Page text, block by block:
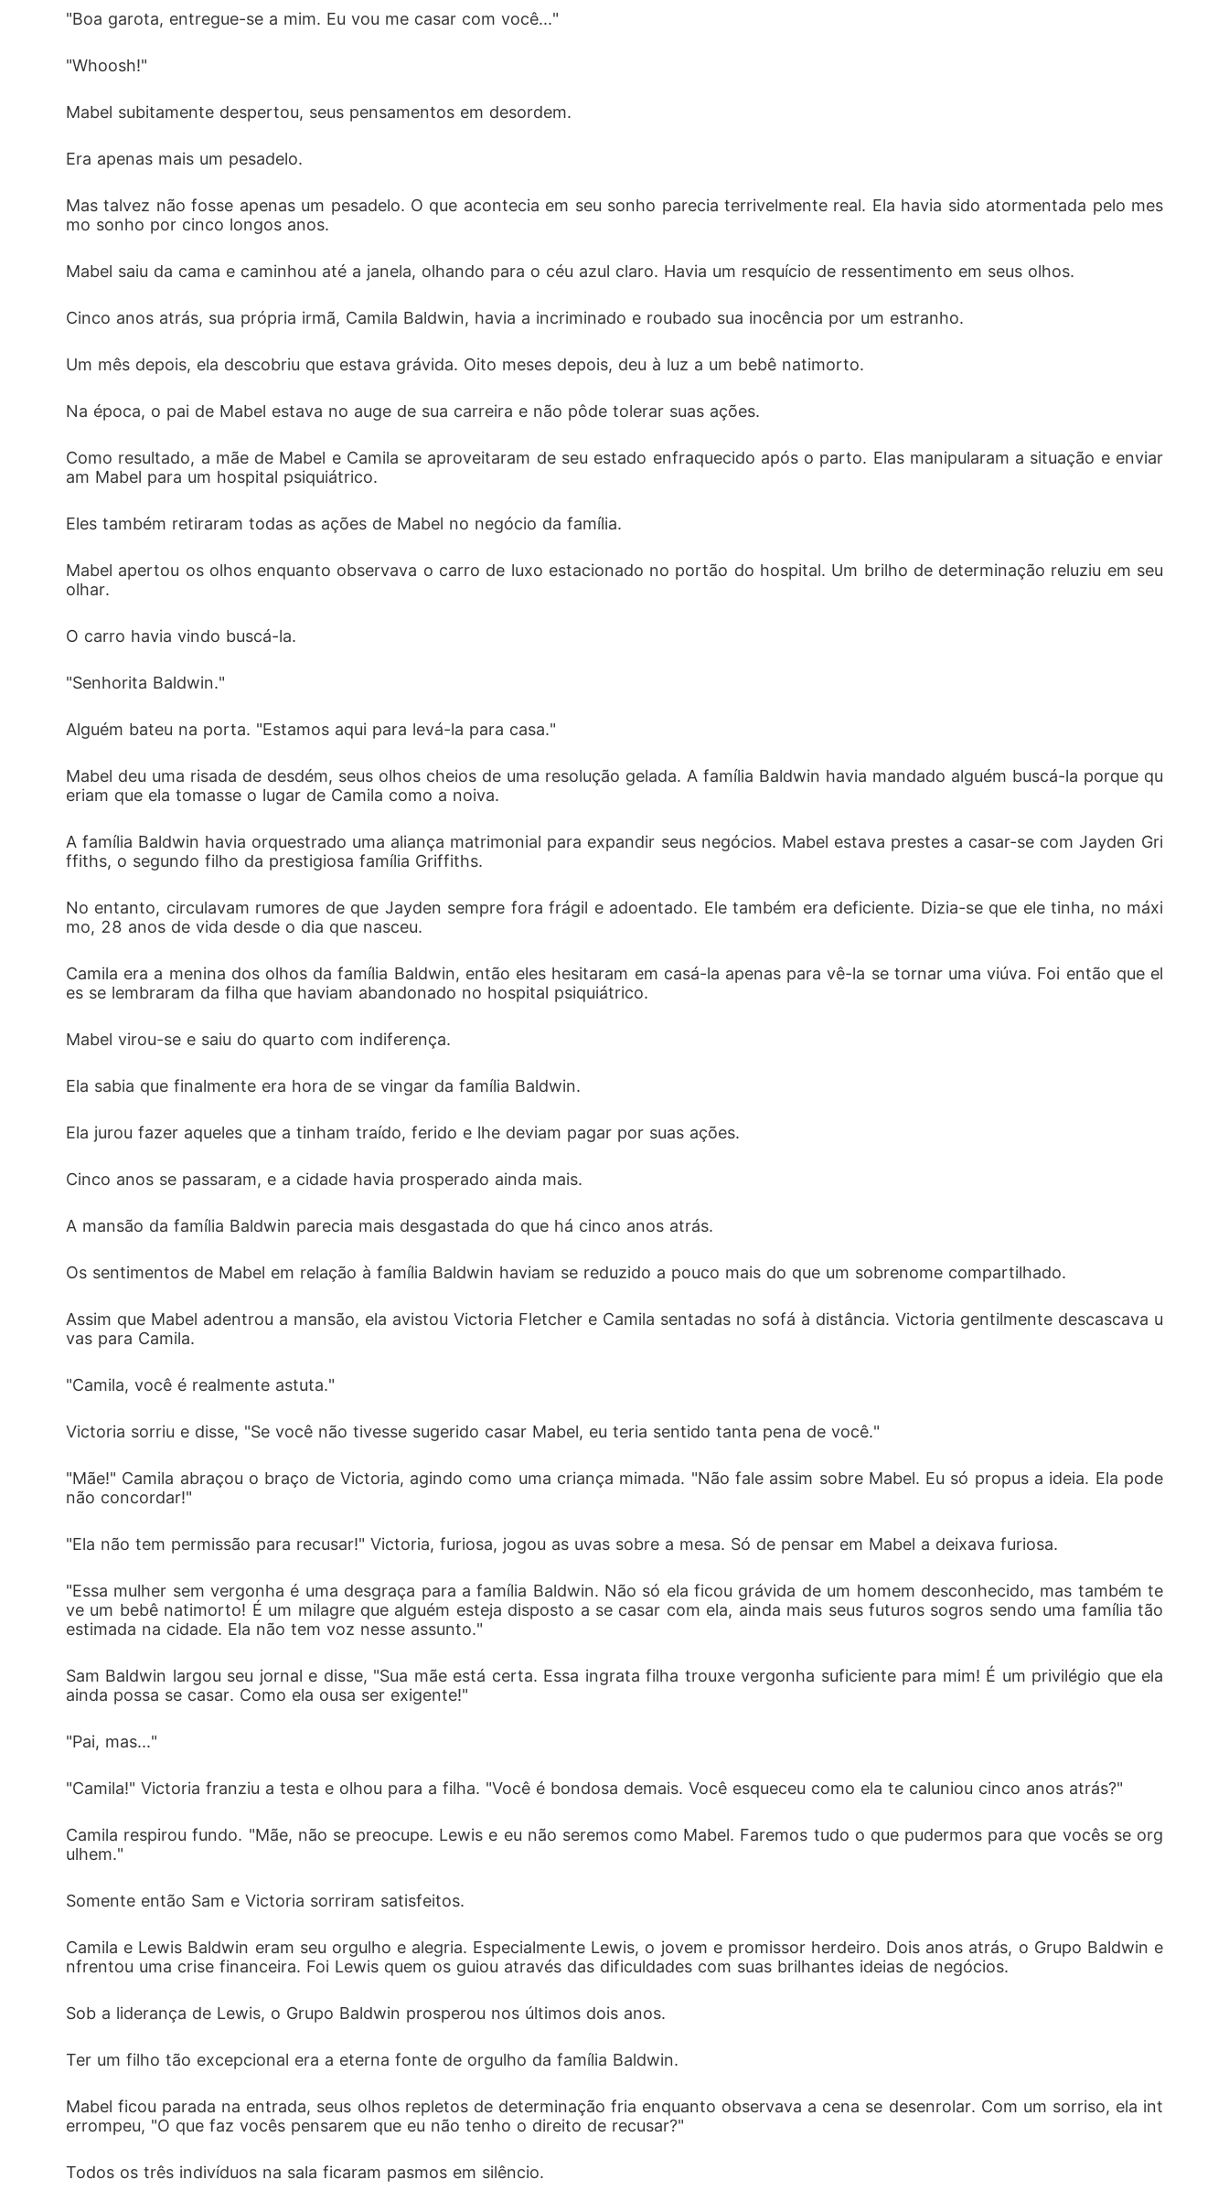
"Boa garota, entregue-se a mim. Eu vou me casar com você..."
"Whoosh!"
Mabel subitamente despertou, seus pensamentos em desordem.
Era apenas mais um pesadelo.
Mas talvez não fosse apenas um pesadelo. O que acontecia em seu sonho parecia terrivelmente real. Ela havia sido atormentada pelo mes
mo sonho por cinco longos anos.
Mabel saiu da cama e caminhou até a janela, olhando para o céu azul claro. Havia um resquício de ressentimento em seus olhos.
Cinco anos atrás, sua própria irmã, Camila Baldwin, havia a incriminado e roubado sua inocência por um estranho.
Um mês depois, ela descobriu que estava grávida. Oito meses depois, deu à luz a um bebê natimorto.
Na época, o pai de Mabel estava no auge de sua carreira e não pôde tolerar suas ações.
Como resultado, a mãe de Mabel e Camila se aproveitaram de seu estado enfraquecido após o parto. Elas manipularam a situação e enviar
am Mabel para um hospital psiquiátrico.
Eles também retiraram todas as ações de Mabel no negócio da família.
Mabel apertou os olhos enquanto observava o carro de luxo estacionado no portão do hospital. Um brilho de determinação reluziu em seu
olhar.
O carro havia vindo buscá-la.
"Senhorita Baldwin."
Alguém bateu na porta. "Estamos aqui para levá-la para casa."
Mabel deu uma risada de desdém, seus olhos cheios de uma resolução gelada. A família Baldwin havia mandado alguém buscá-la porque qu
eriam que ela tomasse o lugar de Camila como a noiva.
A família Baldwin havia orquestrado uma aliança matrimonial para expandir seus negócios. Mabel estava prestes a casar-se com Jayden Gri
ffiths, o segundo filho da prestigiosa família Griffiths.
No entanto, circulavam rumores de que Jayden sempre fora frágil e adoentado. Ele também era deficiente. Dizia-se que ele tinha, no máxi
mo, 28 anos de vida desde o dia que nasceu.
Camila era a menina dos olhos da família Baldwin, então eles hesitaram em casá-la apenas para vê-la se tornar uma viúva. Foi então que el
es se lembraram da filha que haviam abandonado no hospital psiquiátrico.
Mabel virou-se e saiu do quarto com indiferença.
Ela sabia que finalmente era hora de se vingar da família Baldwin.
Ela jurou fazer aqueles que a tinham traído, ferido e lhe deviam pagar por suas ações.
Cinco anos se passaram, e a cidade havia prosperado ainda mais.
A mansão da família Baldwin parecia mais desgastada do que há cinco anos atrás.
Os sentimentos de Mabel em relação à família Baldwin haviam se reduzido a pouco mais do que um sobrenome compartilhado.
Assim que Mabel adentrou a mansão, ela avistou Victoria Fletcher e Camila sentadas no sofá à distância. Victoria gentilmente descascava u
vas para Camila.
"Camila, você é realmente astuta."
Victoria sorriu e disse, "Se você não tivesse sugerido casar Mabel, eu teria sentido tanta pena de você."
"Mãe!" Camila abraçou o braço de Victoria, agindo como uma criança mimada. "Não fale assim sobre Mabel. Eu só propus a ideia. Ela pode
não concordar!"
"Ela não tem permissão para recusar!" Victoria, furiosa, jogou as uvas sobre a mesa. Só de pensar em Mabel a deixava furiosa.
"Essa mulher sem vergonha é uma desgraça para a família Baldwin. Não só ela ficou grávida de um homem desconhecido, mas também te
ve um bebê natimorto! É um milagre que alguém esteja disposto a se casar com ela, ainda mais seus futuros sogros sendo uma família tão
estimada na cidade. Ela não tem voz nesse assunto."
Sam Baldwin largou seu jornal e disse, "Sua mãe está certa. Essa ingrata filha trouxe vergonha suficiente para mim! É um privilégio que ela
ainda possa se casar. Como ela ousa ser exigente!"
"Pai, mas..."
"Camila!" Victoria franziu a testa e olhou para a filha. "Você é bondosa demais. Você esqueceu como ela te caluniou cinco anos atrás?"
Camila respirou fundo. "Mãe, não se preocupe. Lewis e eu não seremos como Mabel. Faremos tudo o que pudermos para que vocês se org
ulhem."
Somente então Sam e Victoria sorriram satisfeitos.
Camila e Lewis Baldwin eram seu orgulho e alegria. Especialmente Lewis, o jovem e promissor herdeiro. Dois anos atrás, o Grupo Baldwin e
nfrentou uma crise financeira. Foi Lewis quem os guiou através das dificuldades com suas brilhantes ideias de negócios.
Sob a liderança de Lewis, o Grupo Baldwin prosperou nos últimos dois anos.
Ter um filho tão excepcional era a eterna fonte de orgulho da família Baldwin.
Mabel ficou parada na entrada, seus olhos repletos de determinação fria enquanto observava a cena se desenrolar. Com um sorriso, ela int
errompeu, "O que faz vocês pensarem que eu não tenho o direito de recusar?"
Todos os três indivíduos na sala ficaram pasmos em silêncio.